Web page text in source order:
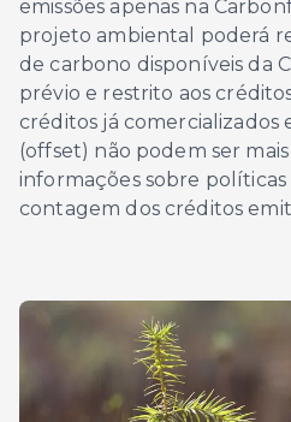
emissões apenas na
projeto ambiental poderá
de carbono disponíveis da
prévio e restrito aos
créditos já comercializados
(offset) não podem ser
informações sobre
contagem dos créditos